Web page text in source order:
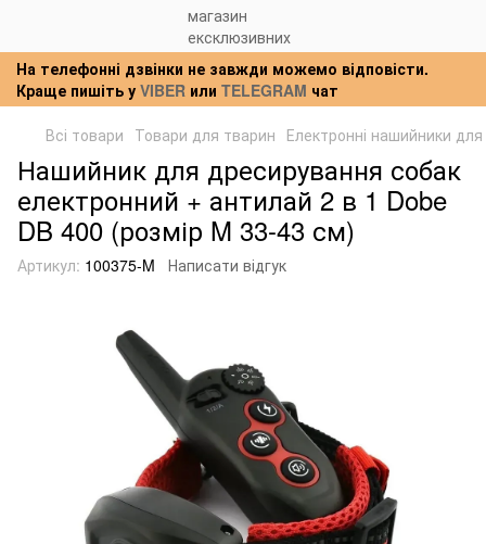
На телефонні дзвінки не завжди можемо відповісти.
Краще пишіть у VIBER или TELEGRAM чат
Всі товари Товари для тварин Електронні нашийники
Нашийник для дресирування собак
електронний + антилай 2 в 1 Dobe
DB 400 (розмір M 33-43 см)
Артикул: 100375-M Написати відгук